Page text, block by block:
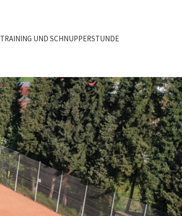
TRAINING UND SCHNUPPERSTUNDE